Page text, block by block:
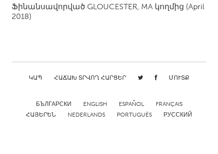
Newmarket
Ottawa
South Shore
Kuala Lumpur
Rotterdam
Ֆինանսավորված GLOUCESTER, MA կողմից (April
2018)
ԿԱՊ ՀԱՃԱԽ ՏՐՎՈՂ ՀԱՐՑԵՐ ՄՈՒՏՔ
БЪЛГАРСКИ ENGLISH ESPAÑOL
FRANÇAIS
ՀԱՅԵՐԵՆ
NEDERLANDS PORTUGUÊS РУССКИЙ